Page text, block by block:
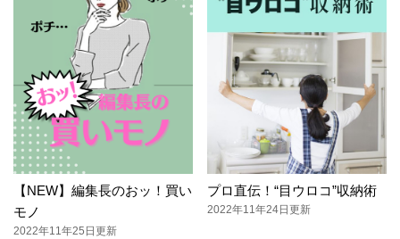
【NEW】編集長のおッ！買い
モノ
2022年11年25日更新
プロ直伝！“目ウロコ”収納術
2022年11年24日更新